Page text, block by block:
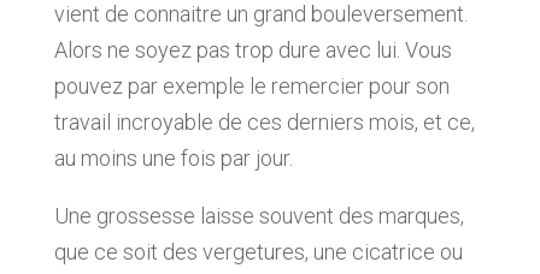
vient de connaitre un grand bouleversement.
Alors ne soyez pas trop dure avec lui. Vous
pouvez par exemple le remercier pour son
travail incroyable de ces derniers mois, et ce,
au moins une fois par jour.
Une grossesse laisse souvent des marques,
que ce soit des vergetures, une cicatrice ou